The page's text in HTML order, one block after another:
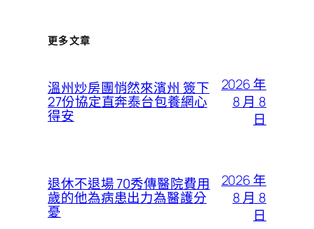
更多文章
溫州炒房團悄然來濱州 簽下
27份協定直奔泰台包養網心
得安
2026 年
8 月 8
日
退休不退場 70秀傳醫院費用
歲的他為病患出力為醫護分
憂
2026 年
8 月 8
日